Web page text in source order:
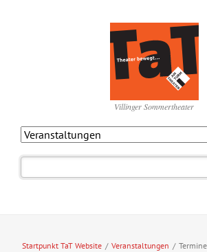
Villinger Sommertheater
Startpunkt TaT Website / Veranstaltungen / Termine